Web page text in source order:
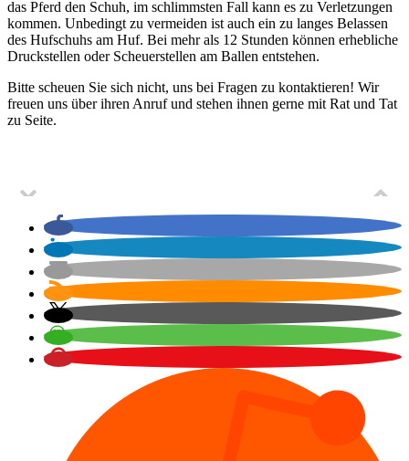
das Pferd den Schuh, im schlimmsten Fall kann es zu Verletzungen
kommen. Unbedingt zu vermeiden ist auch ein zu langes Belassen
des Hufschuhs am Huf. Bei mehr als 12 Stunden können erhebliche
Druckstellen oder Scheuerstellen am Ballen entstehen.
Bitte scheuen Sie sich nicht, uns bei Fragen zu kontaktieren! Wir
freuen uns über ihren Anruf und stehen ihnen gerne mit Rat und Tat
zu Seite.